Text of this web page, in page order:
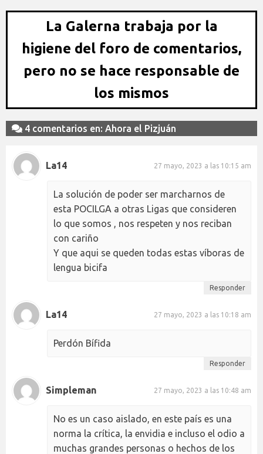
La Galerna trabaja por la
higiene del foro de comentarios,
pero no se hace responsable de
los mismos
4 comentarios en: Ahora el Pizjuán
La14 27 mayo, 2023 a las 10:15 am
La solución de poder ser marcharnos de
esta POCILGA a otras Ligas que consideren
lo que somos , nos respeten y nos reciban
con cariño
Y que aqui se queden todas estas víboras de
lengua bicifa
Responder
La14 27 mayo, 2023 a las 10:18 am
Perdón Bífida
Responder
Simpleman 27 mayo, 2023 a las 10:48 am
No es un caso aislado, en este país es una
norma la crítica, la envidia e incluso el odio a
muchas grandes personas o hechos de los